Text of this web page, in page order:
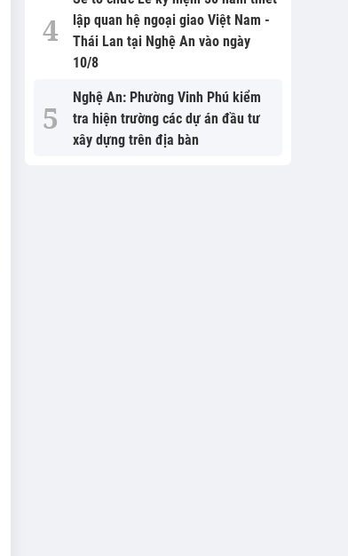
lập quan hệ ngoại giao Việt Nam -
Thái Lan tại Nghệ An vào ngày
10/8
Nghệ An: Phường Vinh Phú kiểm
tra hiện trường các dự án đầu tư
xây dựng trên địa bàn